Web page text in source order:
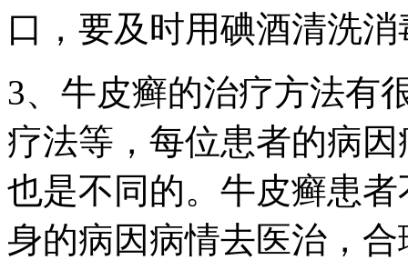
口，要及时用碘酒清洗消
3、牛皮癣的治疗方法有
疗法等，每位患者的病
也是不同的。牛皮癣患
身的病因病情去医治，